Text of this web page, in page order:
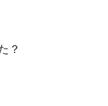
？